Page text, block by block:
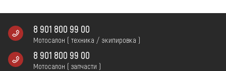
8 901 800 99 00
Мотосалон ( техника / экипировка )
8 901 800 99 00
Мотосалон ( запчасти )